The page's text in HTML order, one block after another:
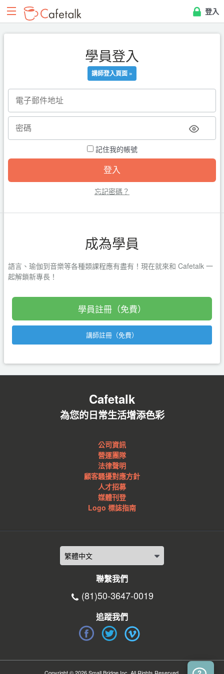
登入
學員登入
講師登入頁面 »
記住我的帳號
忘記密碼？
成為學員
語言、瑜伽到音樂等各種類課程應有盡有！現在就來和 Cafetalk 一
起解鎖新專長！
學員註冊（免費）
講師註冊（免費）
Cafetalk
為您的日常生活增添色彩
公司資訊
營運團隊
法律聲明
顧客騷擾對應方針
人才招募
媒體刊登
Logo 標誌指南
聯繫我們
(81)50-3647-0019
追蹤我們
Copyright © 2026 Small Bridge Inc. All Rights Reserved.